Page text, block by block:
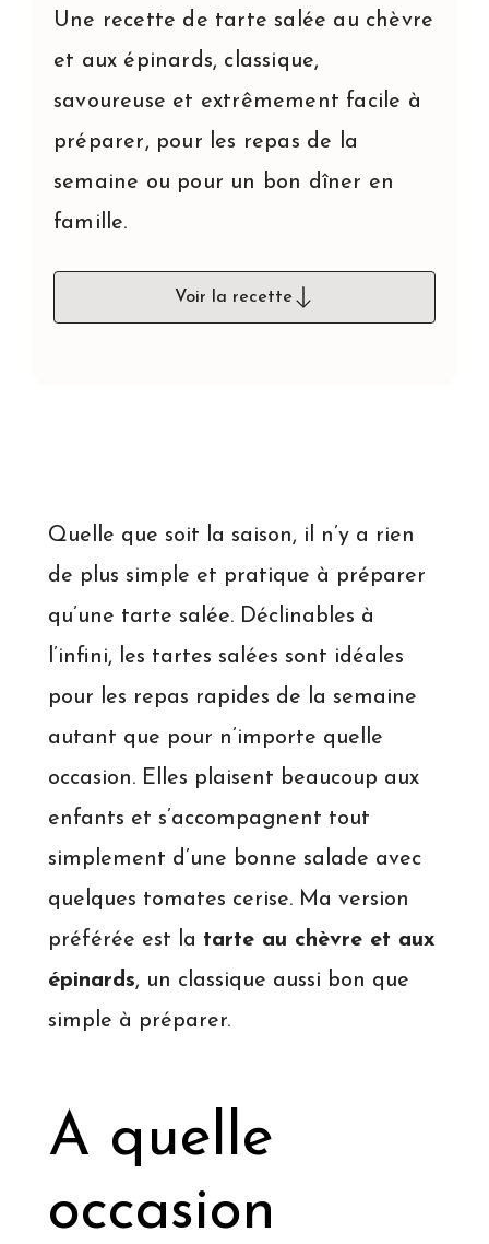
Une recette de tarte salée au chèvre
et aux épinards, classique,
savoureuse et extrêmement facile à
préparer, pour les repas de la
semaine ou pour un bon dîner en
famille.
Voir la recette
Quelle que soit la saison, il n’y a rien
de plus simple et pratique à préparer
qu’une tarte salée. Déclinables à
l’infini, les tartes salées sont idéales
pour les repas rapides de la semaine
autant que pour n’importe quelle
occasion. Elles plaisent beaucoup aux
enfants et s’accompagnent tout
simplement d’une bonne salade avec
quelques tomates cerise. Ma version
préférée est la tarte au chèvre et aux
épinards, un classique aussi bon que
simple à préparer.
A quelle
occasion